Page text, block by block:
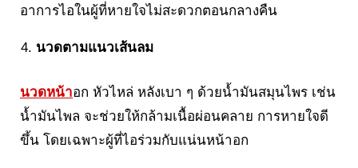
อาการไอในผู้ที่หายใจไม่สะดวกตอนกลางคืน
นวดตามแนวเส้นลม
นวดหน้าอก หัวไหล่ หลังเบา ๆ ด้วยน้ำมันสมุนไพร เช่น
น้ำมันไพล จะช่วยให้กล้ามเนื้อผ่อนคลาย การหายใจดี
ขึ้น โดยเฉพาะผู้ที่ไอร่วมกับแน่นหน้าอก